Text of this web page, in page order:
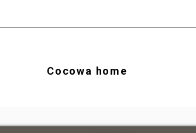
Cocowa home